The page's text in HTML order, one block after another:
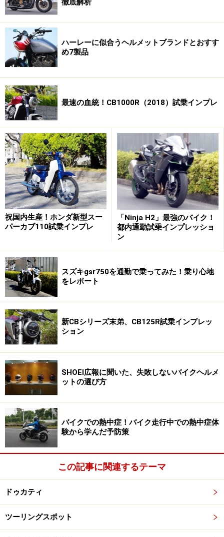
出現。チェーンの先、森の奥へと続く林道を横目に、
へ足を進めます。徒歩でしか入れないので、愛車とはし
ばしお別れです。
奥へ入っていくと、いつしかブナの姿に目を奪われ始め
ます。土から生え出でた根元の部分が大きく湾曲してい
る、いわゆる「根曲がり」の、人のウエストほどの太さ
の幹が冬の雪の重さで曲げられている姿は圧巻。足元に
は落ち葉が覆い重なり、転がる岩、木々の幹まで全てが
苔むしています。このような太古の森そのまま姿に触れ
ることができるのも、白神山地ならではの体験です。
「400年ブナ」はというと、さすが雑誌やテレビにもよ
く取り上げられる白神山地のスター的存在。威厳に満
ち、どこか寂莫とした捕らえ切れない存在感に圧倒され
ますよ。幹割れした無残な姿と、それでも枝先の若葉の
陰に実を結ぶ姿に、絶えぬ生命力を感じることができる
はず。
次のページはくろくまの滝に立ち寄ってみよう！
い。
1/2 次のページへ
ハーレーに似合うヘルメットブランドとおすす
め7製品
最速の血統！CB1000R（2018）試乗インプレ
祝国内生産！ホンダ新型スー
パーカブ110試乗インプレ
「Ninja H2」最強のバイク！
都内通勤試乗インプレッショ
ン
スズキgsr750を通勤で乗ってみた！乗り心地
をレポート
新CBシリーズ末弟、CB125R試乗インプレッ
ション
SHOEI広報に聞いた、失敗しないバイクヘルメ
ットの選び方
バイクでの熱中症！バイク走行中での熱中症体
験から学んだ予防策
この記事に関連するテーマ
ドゥカティ
ツーリングスポット